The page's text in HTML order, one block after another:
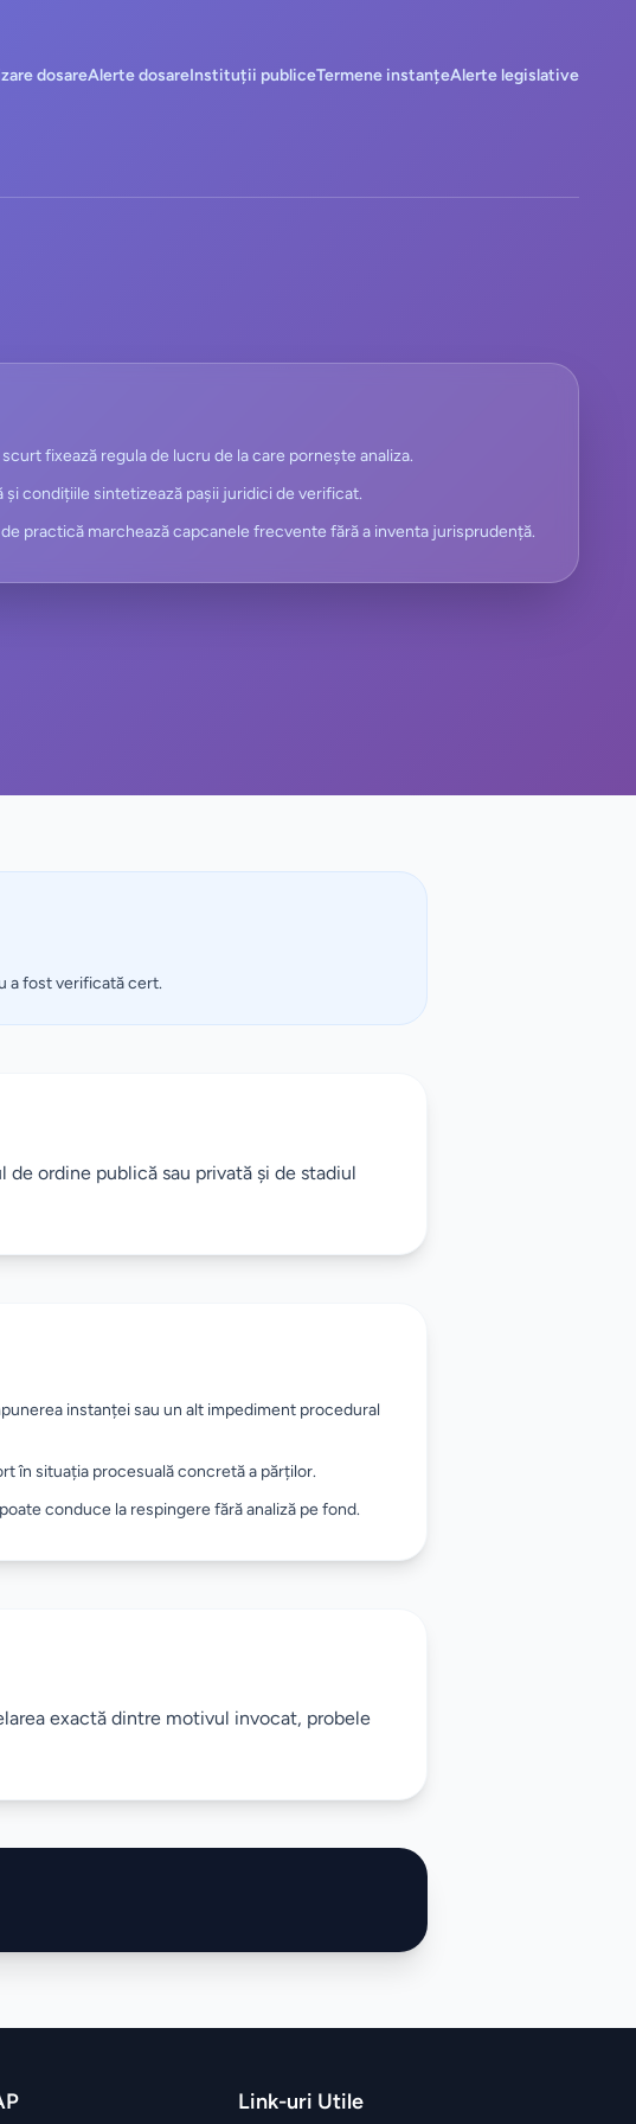
dosareAlerte dosareInstituții publiceTermene instanțeAlerte legislative
fixează regula de lucru de la care pornește analiza.
și condițiile sintetizează pașii juridici de verificat.
practică marchează capcanele frecvente fără a inventa jurisprudență.
a fost verificată cert.
ordine publică sau privată și de stadiul
instanței sau un alt impediment procedural
în situația procesuală concretă a părților.
conduce la respingere fără analiză pe fond.
exactă dintre motivul invocat, probele
Link-uri Utile